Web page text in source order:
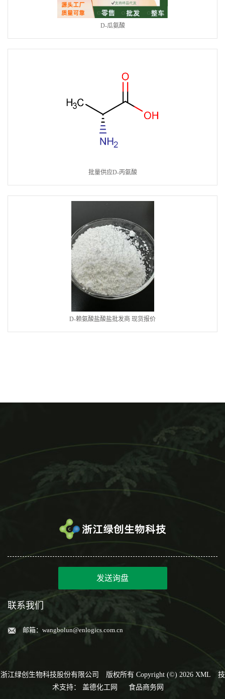
D-瓜氨酸
批量供应D-丙氨酸
D-赖氨酸盐酸盐批发商 现货报价
发送询盘
联系我们
邮箱： wangbolun@enlogics.com.cn
浙江绿创生物科技股份有限公司 版权所有 Copyright (©) 2026 XML
技
术支持： 盖德化工网 食品商务网